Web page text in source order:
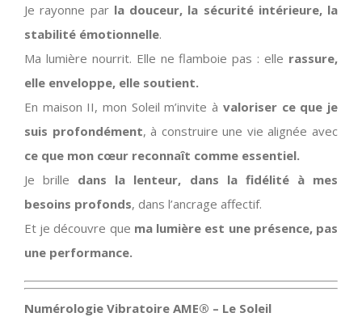
Je rayonne par la douceur, la sécurité intérieure, la
stabilité émotionnelle.
Ma lumière nourrit. Elle ne flamboie pas : elle rassure,
elle enveloppe, elle soutient.
En maison II, mon Soleil m’invite à valoriser ce que je
suis profondément, à construire une vie alignée avec
ce que mon cœur reconnaît comme essentiel.
Je brille dans la lenteur, dans la fidélité à mes
besoins profonds, dans l’ancrage affectif.
Et je découvre que ma lumière est une présence, pas
une performance.
Numérologie Vibratoire AME® – Le Soleil